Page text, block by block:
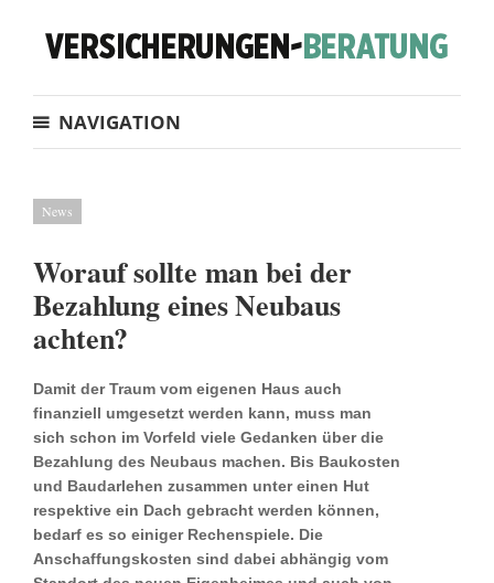
NAVIGATION
News
Worauf sollte man bei der
Bezahlung eines Neubaus
achten?
Damit der Traum vom eigenen Haus auch
finanziell umgesetzt werden kann, muss man
sich schon im Vorfeld viele Gedanken über die
Bezahlung des Neubaus machen. Bis Baukosten
und Baudarlehen zusammen unter einen Hut
respektive ein Dach gebracht werden können,
bedarf es so einiger Rechenspiele. Die
Anschaffungskosten sind dabei abhängig vom